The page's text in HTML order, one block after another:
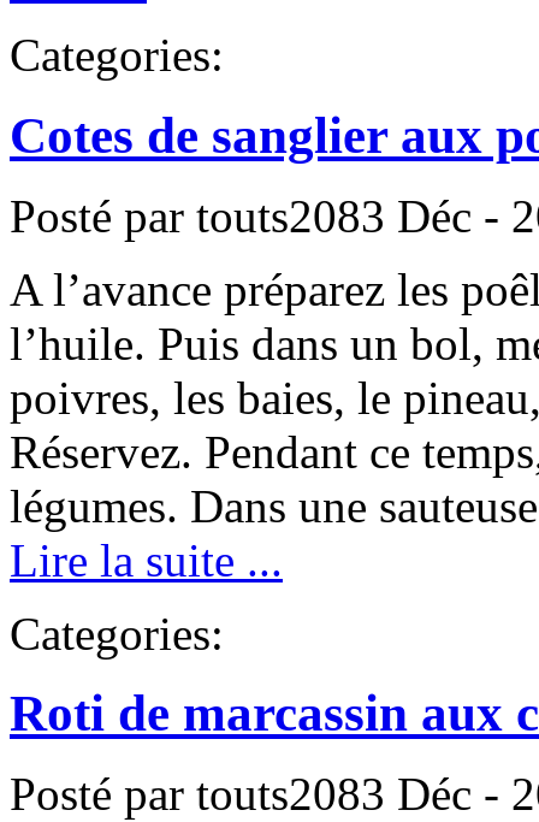
Categories:
Cotes de sanglier aux
Posté par touts2083 Déc -
A l’avance préparez les
l’huile. Puis dans un bol,
poivres, les baies, le
Réservez. Pendant ce
légumes. Dans une
Lire la suite ...
Categories:
Roti de marcassin aux
Posté par touts2083 Déc -